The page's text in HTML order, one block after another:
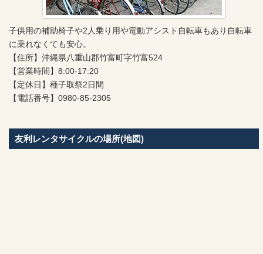
子供用の補助椅子や2人乗り用や電動アシスト自転車もあり自転車
に乗れなくても安心。
【住所】沖縄県八重山郡竹富町字竹富524
【営業時間】8:00-17:20
【定休日】種子取祭2日間
【電話番号】0980-85-2305
友利レンタサイクルの場所(地図)